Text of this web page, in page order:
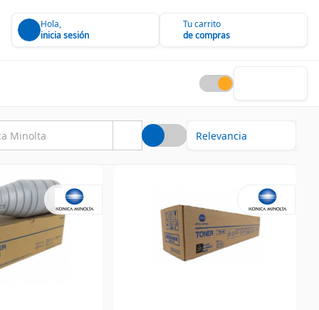
Hola,
inicia sesión
Tu carrito
de compras